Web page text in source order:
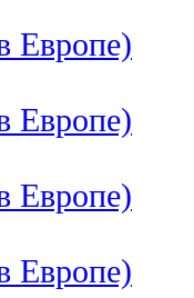
Европе)
Европе)
Европе)
Европе)